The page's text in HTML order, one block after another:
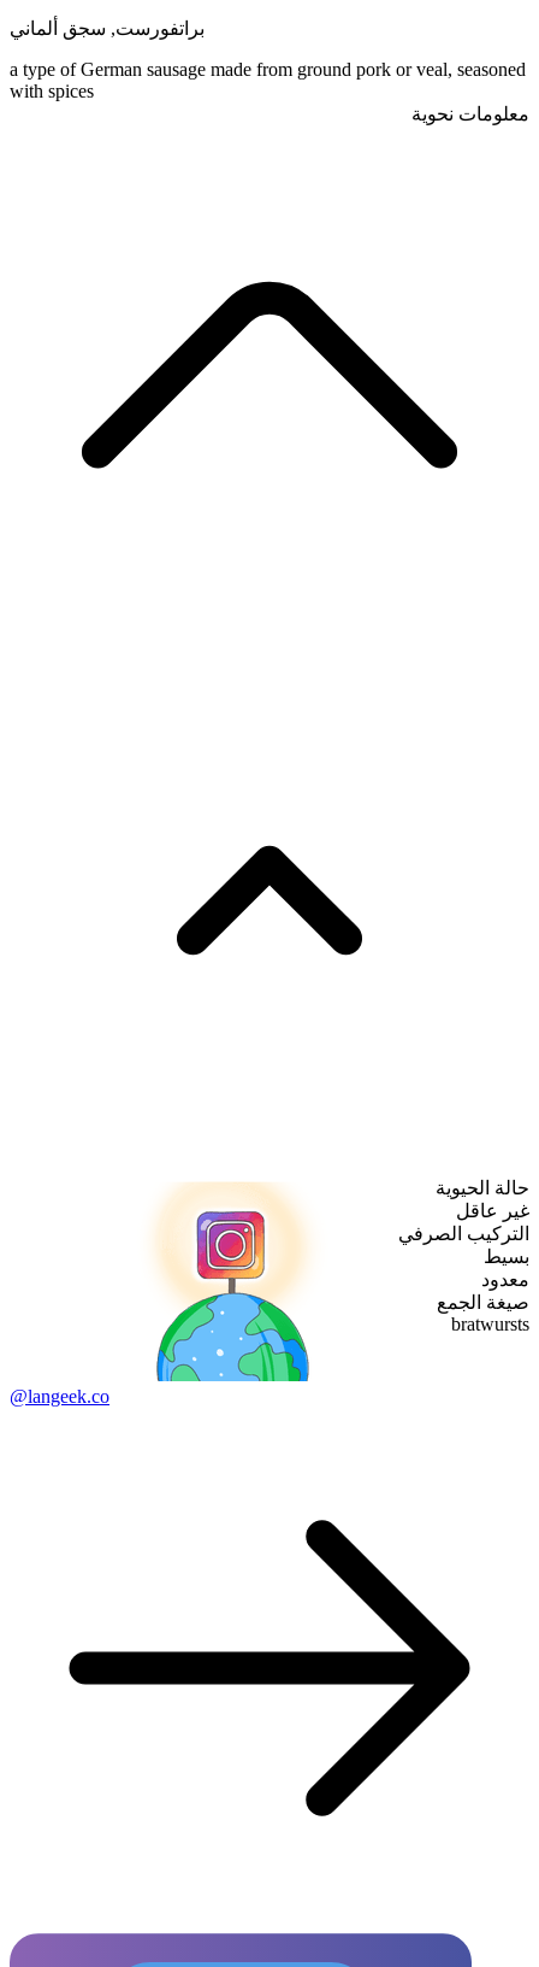
براتفورست, سجق ألماني
a type of German sausage made from ground pork or veal, seasoned
with spices
معلومات نحوية
حالة الحيوية
غير عاقل
التركيب الصرفي
بسيط
معدود
صيغة الجمع
bratwursts
@langeek.co